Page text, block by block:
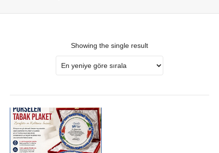
Showing the single result